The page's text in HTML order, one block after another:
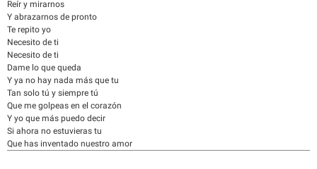
Reír y mirarnos
Y abrazarnos de pronto
Te repito yo
Necesito de ti
Necesito de ti
Dame lo que queda
Y ya no hay nada más que tu
Tan solo tú y siempre tú
Que me golpeas en el corazón
Y yo que más puedo decir
Si ahora no estuvieras tu
Que has inventado nuestro amor